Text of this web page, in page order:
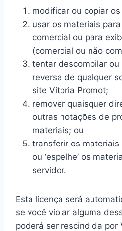
modificar ou copiar
usar os materiais
comercial ou para
(comercial ou não
tentar descompilar ou
reversa de qualquer
site Vitoria Promot;
remover quaisquer
outras notações de
materiais; ou
transferir os materiais
ou ‘espelhe’ os
servidor.
Esta licença será
se você violar alguma
poderá ser rescindida por